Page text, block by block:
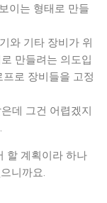
이는 형태로 만들
와 기타 장비가 위
만들려는 의도입
로 장비들을 고정
데 그건 어렵겠지
할 계획이라 하나
니까요.